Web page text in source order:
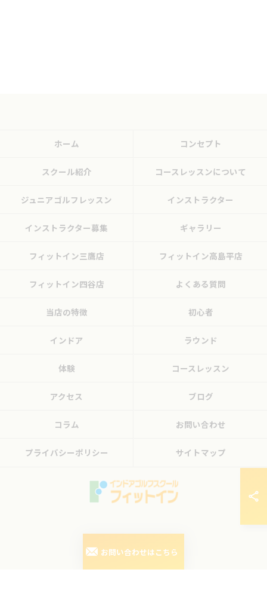
お問い合わせはこちら
ホーム コンセプト
スクール紹介 コースレッスンについて
ジュニアゴルフレッスン インストラクター
インストラクター募集 ギャラリー
フィットイン三鷹店 フィットイン高島平店
フィットイン四谷店 よくある質問
当店の特徴 初心者
インドア ラウンド
体験 コースレッスン
アクセス ブログ
コラム お問い合わせ
プライバシーポリシー サイトマップ
© 2026 東京都三鷹のゴルフレッスンならフィットイン ALL RIGHTS RESERVED.